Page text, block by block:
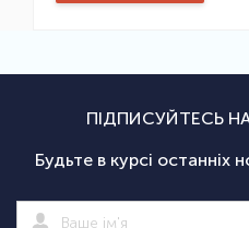
ПІДПИСУЙТЕСЬ
Будьте в курсі останніх